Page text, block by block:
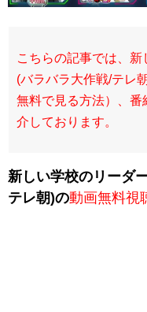
こちらの記事では、
(バラバラ大作戦/テレ
無料で見る方法）、番
介しております。
新しい学校のリーダ
テレ朝)の動画無料視